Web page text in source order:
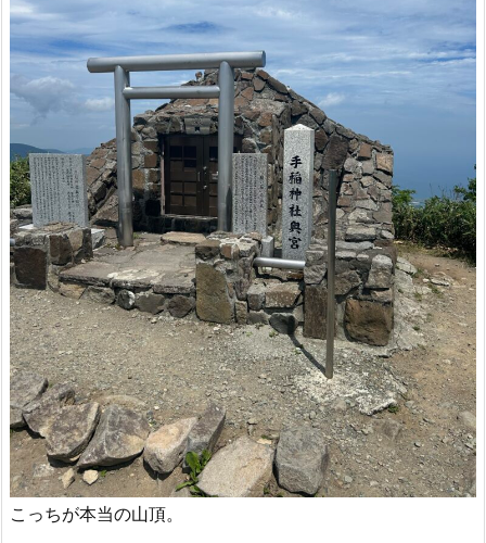
こっちが本当の山頂。